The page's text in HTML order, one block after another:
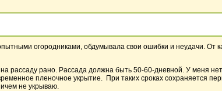
огородниками, обдумывала свои ошибки и неудачи. От
рассаду рано. Рассада должна быть 50-60-дневной. У меня
пленочное укрытие. При таких сроках сохраняется
не укрываю.